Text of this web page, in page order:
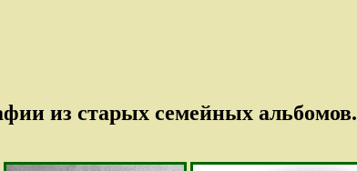
из старых семейных альбомов.